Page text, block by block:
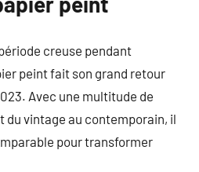
creuse pendant
peint fait son grand retour
Avec une multitude de
du vintage au contemporain, il
pour transformer